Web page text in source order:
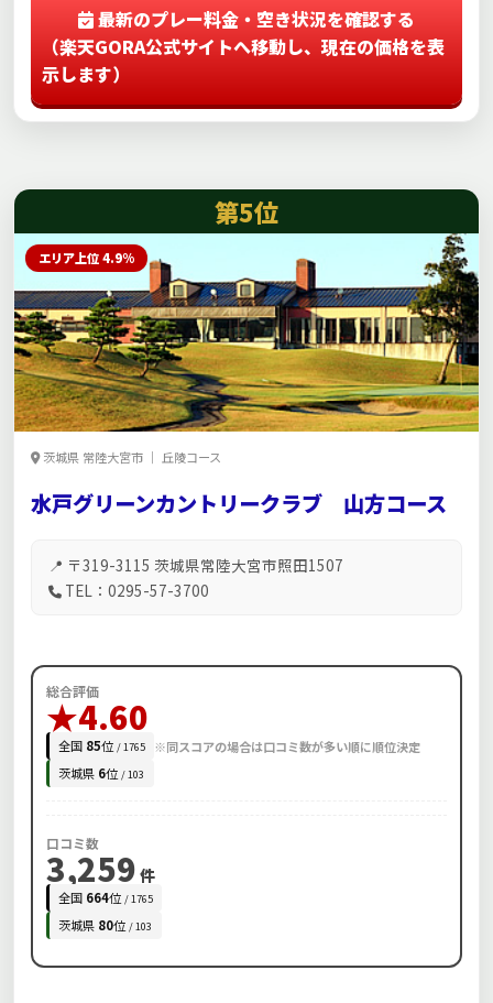
最新のプレー料金・空き状況を確認する
（楽天GORA公式サイトへ移動し、現在の価格を表
示します）
第5位
エリア上位 4.9%
茨城県 常陸大宮市 ｜ 丘陵コース
水戸グリーンカントリークラブ 山方コース
📍 〒319-3115 茨城県常陸大宮市照田1507
TEL：0295-57-3700
総合評価
★4.60
全国 85位 / 1765
茨城県 6位 / 103
※同スコアの場合は口コミ数が多い順に順位決定
口コミ数
3,259件
全国 664位 / 1765
茨城県 80位 / 103